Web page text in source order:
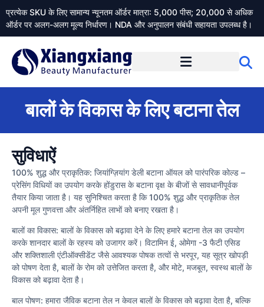
प्रत्येक SKU के लिए सामान्य न्यूनतम ऑर्डर मात्रा: 5,000 पीस; 20,000 से अधिक
ऑर्डर पर अलग-अलग मूल्य निर्धारण। NDA और अनुपालन संबंधी सहायता उपलब्ध है।
बालों के विकास के लिए बटाना तेल
सुविधाऐं
100% शुद्ध और प्राकृतिक: जियांग्ज़ियांग डेली बटाना ऑयल को पारंपरिक कोल्ड –
प्रेसिंग विधियों का उपयोग करके होंडुरास के बटाना वृक्ष के बीजों से सावधानीपूर्वक
तैयार किया जाता है। यह सुनिश्चित करता है कि 100% शुद्ध और प्राकृतिक तेल
अपनी मूल गुणवत्ता और अंतर्निहित लाभों को बनाए रखता है।
बालों का विकास: बालों के विकास को बढ़ावा देने के लिए हमारे बटाना तेल का उपयोग
करके शानदार बालों के रहस्य को उजागर करें। विटामिन ई, ओमेगा -3 फैटी एसिड
और शक्तिशाली एंटीऑक्सीडेंट जैसे आवश्यक पोषक तत्वों से भरपूर, यह सूत्र खोपड़ी
को पोषण देता है, बालों के रोम को उत्तेजित करता है, और मोटे, मजबूत, स्वस्थ बालों के
विकास को बढ़ावा देता है।
बाल पोषण: हमारा जैविक बटाना तेल न केवल बालों के विकास को बढ़ावा देता है, बल्कि